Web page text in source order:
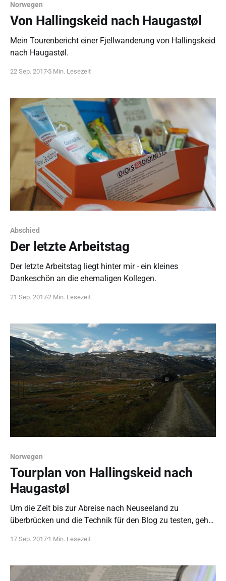
Norwegen
Von Hallingskeid nach Haugastøl
Mein Tourenbericht einer Fjellwanderung von Hallingskeid
nach Haugastøl.
22 Sep. 2017 5 Min. Lesezeit
Abschied
Der letzte Arbeitstag
Der letzte Arbeitstag liegt hinter mir - ein kleines
Dankeschön an die ehemaligen Kollegen.
21 Sep. 20172 Min. Lesezeit
Norwegen
Tourplan von Hallingskeid nach
Haugastøl
Um die Zeit bis zur Abreise nach Neuseeland zu
überbrücken und die Technik für den Blog zu testen, gehts
17 Sep. 2017 1 Min. Lesezeit